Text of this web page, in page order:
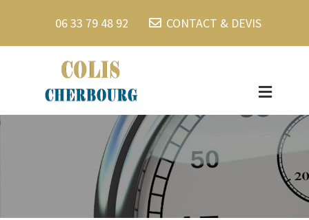
06 33 79 48 92 CONTACT & DEVIS